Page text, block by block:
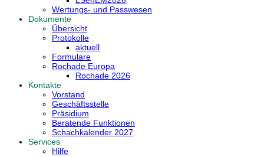
Wertungs- und Passwesen
Dokumente
Übersicht
Protokolle
aktuell
Formulare
Rochade Europa
Rochade 2026
Kontakte
Vorstand
Geschäftsstelle
Präsidium
Beratende Funktionen
Schachkalender 2027
Services
Hilfe